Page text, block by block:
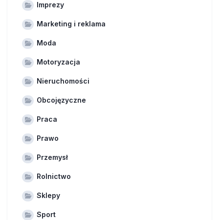
Imprezy
Marketing i reklama
Moda
Motoryzacja
Nieruchomości
Obcojęzyczne
Praca
Prawo
Przemysł
Rolnictwo
Sklepy
Sport